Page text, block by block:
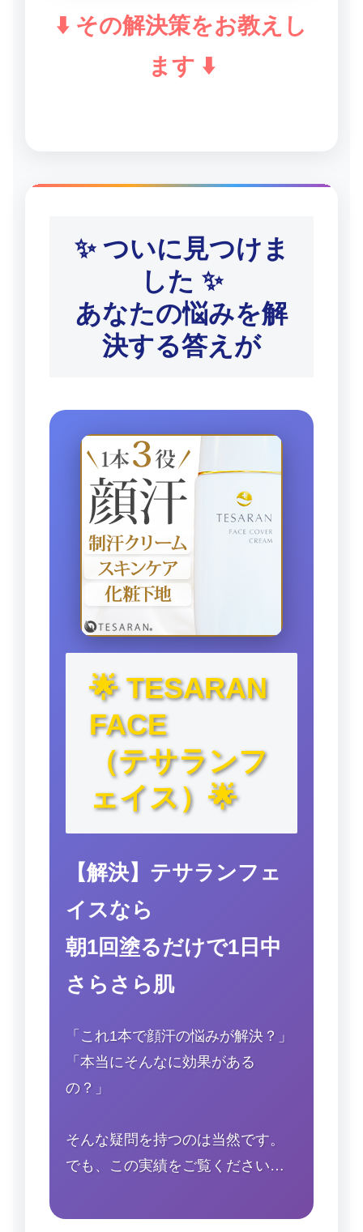
⬇️ その解決策をお教えし
ます ⬇️
✨ ついに見つけま
した ✨
あなたの悩みを解
決する答えが
🌟 TESARAN
FACE
（テサランフ
ェイス）🌟
【解決】テサランフェ
イスなら
朝1回塗るだけで1日中
さらさら肌
「これ1本で顔汗の悩みが解決？」
「本当にそんなに効果がある
の？」
そんな疑問を持つのは当然です。
でも、この実績をご覧ください…